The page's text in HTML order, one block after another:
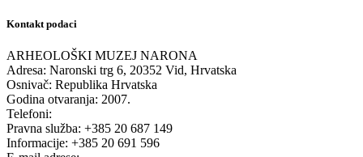
Kontakt podaci
ARHEOLOŠKI MUZEJ NARONA
Adresa: Naronski trg 6, 20352 Vid, Hrvatska
Osnivač: Republika Hrvatska
Godina otvaranja: 2007.
Telefoni:
Pravna služba: +385 20 687 149
Informacije: +385 20 691 596